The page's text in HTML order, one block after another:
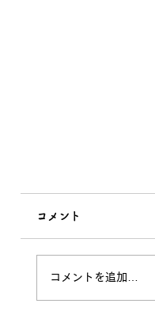
コメント
コメントを追加…